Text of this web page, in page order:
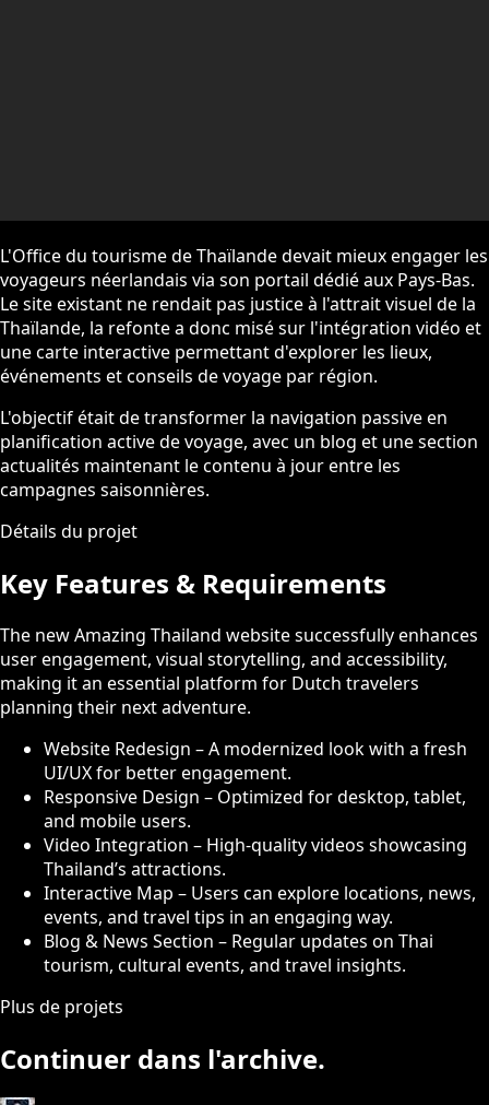
L'Office du tourisme de Thaïlande devait mieux engager les
voyageurs néerlandais via son portail dédié aux Pays-Bas.
Le site existant ne rendait pas justice à l'attrait visuel de la
Thaïlande, la refonte a donc misé sur l'intégration vidéo et
une carte interactive permettant d'explorer les lieux,
événements et conseils de voyage par région.
L'objectif était de transformer la navigation passive en
planification active de voyage, avec un blog et une section
actualités maintenant le contenu à jour entre les
campagnes saisonnières.
Détails du projet
Key Features & Requirements
The new Amazing Thailand website successfully enhances
user engagement, visual storytelling, and accessibility,
making it an essential platform for Dutch travelers
planning their next adventure.
Website Redesign – A modernized look with a fresh
UI/UX for better engagement.
Responsive Design – Optimized for desktop, tablet,
and mobile users.
Video Integration – High-quality videos showcasing
Thailand’s attractions.
Interactive Map – Users can explore locations, news,
events, and travel tips in an engaging way.
Blog & News Section – Regular updates on Thai
tourism, cultural events, and travel insights.
Plus de projets
Continuer dans l'archive.